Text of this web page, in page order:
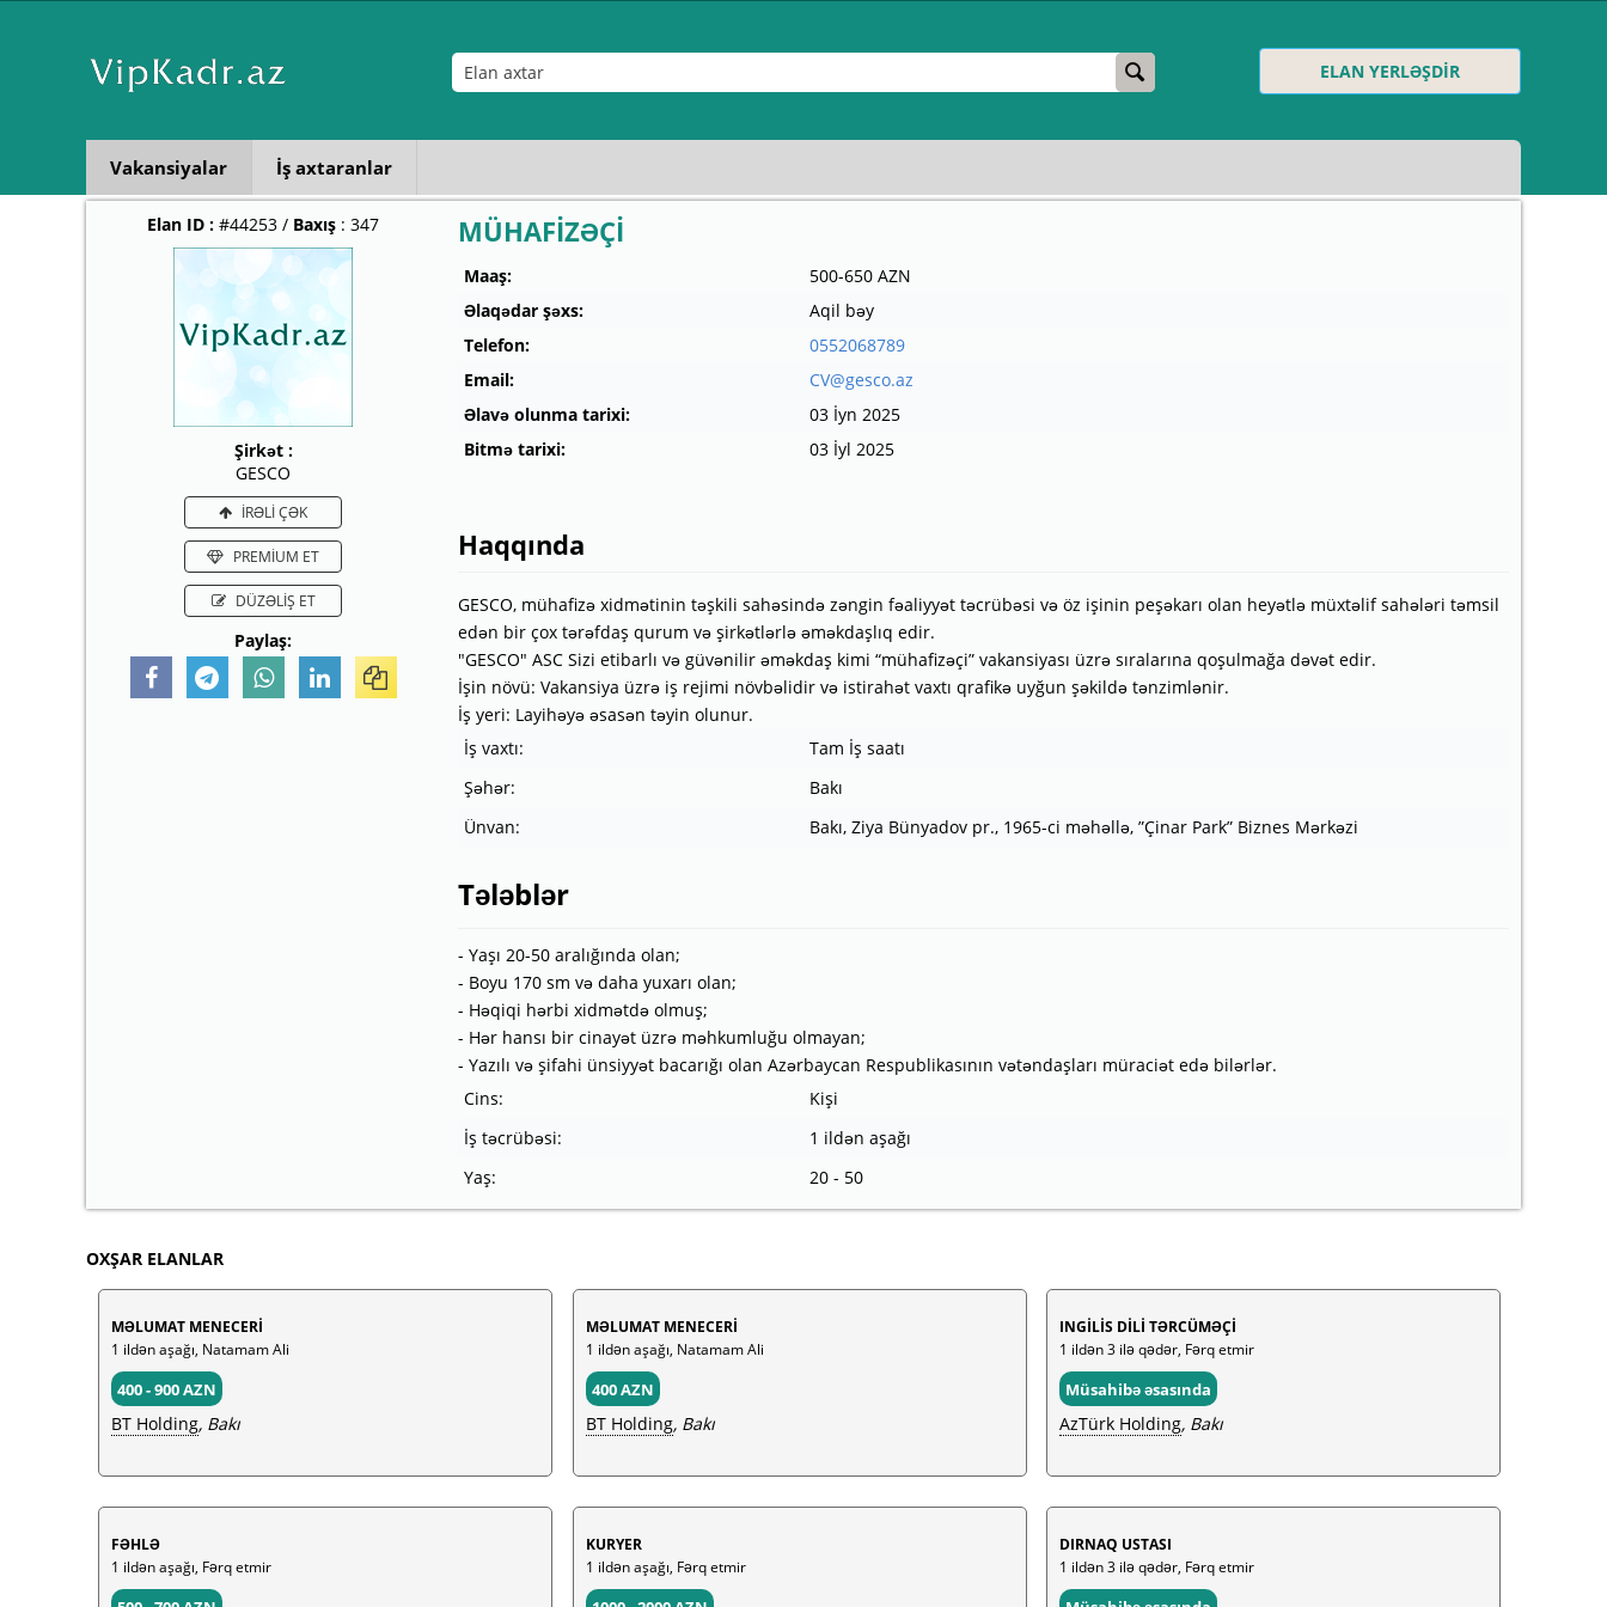
ELAN YERLƏŞDİR
Vakansiyalar İş axtaranlar
Elan ID : #44253 / Baxış : 347
Şirkət :
GESCO
İRƏLİ ÇƏK
PREMİUM ET
DÜZƏLİŞ ET
Paylaş:
MÜHAFİZƏÇİ
Maaş:
500-650 AZN
Əlaqədar şəxs:
Aqil bəy
Telefon:
0552068789
Email:
CV@gesco.az
Əlavə olunma tarixi:
03 İyn 2025
Bitmə tarixi:
03 İyl 2025
Haqqında
GESCO, mühafizə xidmətinin təşkili sahəsində zəngin fəaliyyət təcrübəsi və öz işinin peşəkarı olan heyətlə müxtəlif sahələri təmsil
edən bir çox tərəfdaş qurum və şirkətlərlə əməkdaşlıq edir.
"GESCO" ASC Sizi etibarlı və güvənilir əməkdaş kimi “mühafizəçi” vakansiyası üzrə sıralarına qoşulmağa dəvət edir.
İşin növü: Vakansiya üzrə iş rejimi növbəlidir və istirahət vaxtı qrafikə uyğun şəkildə tənzimlənir.
İş yeri: Layihəyə əsasən təyin olunur.
İş vaxtı:
Tam İş saatı
Şəhər:
Bakı
Ünvan:
Bakı, Ziya Bünyadov pr., 1965-ci məhəllə, ”Çinar Park” Biznes Mərkəzi
Tələblər
- Yaşı 20-50 aralığında olan;
- Boyu 170 sm və daha yuxarı olan;
- Həqiqi hərbi xidmətdə olmuş;
- Hər hansı bir cinayət üzrə məhkumluğu olmayan;
- Yazılı və şifahi ünsiyyət bacarığı olan Azərbaycan Respublikasının vətəndaşları müraciət edə bilərlər.
Cins:
Kişi
İş təcrübəsi:
1 ildən aşağı
Yaş:
20 - 50
OXŞAR ELANLAR
MƏLUMAT MENECERİ
1 ildən aşağı, Natamam Ali
400 - 900 AZN
BT Holding, Bakı
MƏLUMAT MENECERİ
1 ildən aşağı, Natamam Ali
400 AZN
BT Holding, Bakı
INGİLİS DİLİ TƏRCÜMƏÇİ
1 ildən 3 ilə qədər, Fərq etmir
Müsahibə əsasında
AzTürk Holding, Bakı
FƏHLƏ
1 ildən aşağı, Fərq etmir
KURYER
1 ildən aşağı, Fərq etmir
DIRNAQ USTASI
1 ildən 3 ilə qədər, Fərq etmir